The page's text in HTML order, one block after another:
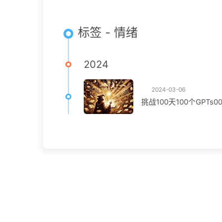
标签 - 情绪
2024
2024-03-06
挑战100天100个